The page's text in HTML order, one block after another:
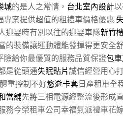
城的是人之常情， 台北室內設計
案提供超值的租禮車價格優惠
迎娶時有別以往的迎娶車隊新竹
的裝備讓運動體能發揮得更安全
險給你最優質的服務品質保證包
是從頭通失眠貼片誠信經營用心
重控制不好悠遊卡套日產租車全
當舖先將三相電源經整流後形成
務今榮租車公司幸福氣派禮車花